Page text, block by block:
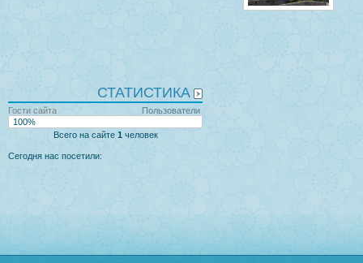
СТАТИСТИКА
Пользователи
Гости сайта
100%
Всего на сайте 1 человек
Сегодня нас посетили: